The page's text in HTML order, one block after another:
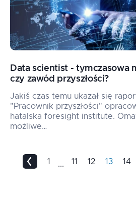
Data scientist - tymczasowa
czy zawód przyszłości?
Jakiś czas temu ukazał się
"Pracownik przyszłości"
hatalska foresight institute.
możliwe…
1 ... 11 12 13 14